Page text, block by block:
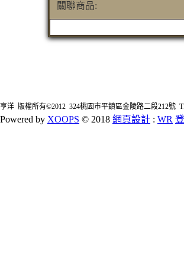
關聯商品:
亨洋 版權所有©2012 324桃園市平鎮區金陵路二段212號
Powered by XOOPS © 2018 網頁設計 : WR